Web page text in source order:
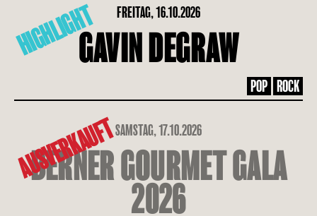
FREITAG, 16.10.2026
HIGHLIGHTGAVIN DEGRAW
POP ROCK
SAMSTAG, 17.10.2026
AUSVERKAUFT
BERNER GOURMET GALA
2026